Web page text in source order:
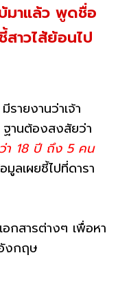
มาแล้ว พูดชื่อ
าวไส้ย้อนไป
รายงานว่าเจ้า
านต้องสงสัยว่า
ว่า 18 ปี ถึง 5 คน
ลเผยชี้ไปที่ดารา
อกสารต่างๆ เพื่อหา
งกฤษ